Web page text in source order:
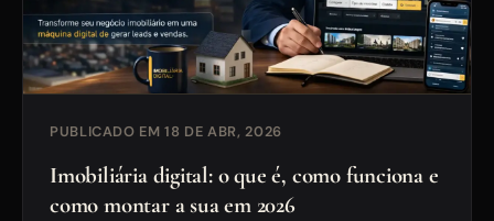
PUBLICADO EM 18 DE ABR, 2026
Imobiliária digital: o que é, como funciona e
como montar a sua em 2026